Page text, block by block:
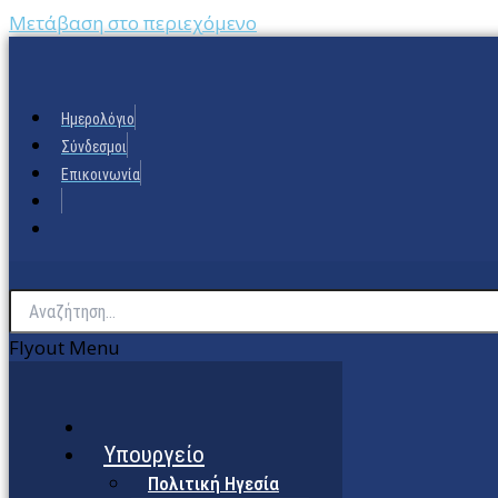
Μετάβαση στο περιεχόμενο
Ημερολόγιο
Σύνδεσμοι
Επικοινωνία
Flyout Menu
Υπουργείο
Πολιτική Ηγεσία